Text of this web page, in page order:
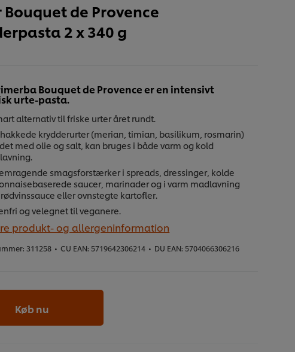
Bouquet de Provence
2 x 340 g
Bouquet de Provence er en intensivt
urte-pasta.
alternativ til friske urter året rundt.
krydderurter (merian, timian, basilikum, rosmarin)
med olie og salt, kan bruges i både varm og kold
smagsforstærker i spreads, dressinger, kolde
saucer, marinader og i varm madlavning
eller ovnstegte kartofler.
og velegnet til veganere.
produkt- og allergeninformation
311258 • CU EAN: 5719642306214 • DU EAN: 5704066306216
Køb nu